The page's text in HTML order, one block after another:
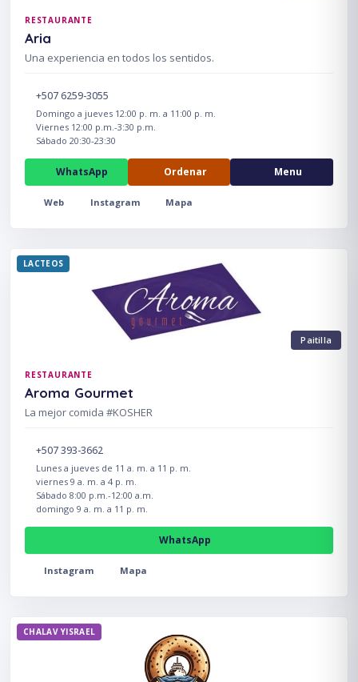
RESTAURANTE
Aria
Una experiencia en todos los sentidos.
+507 6259-3055
Domingo a jueves 12:00 p. m. a 11:00 p. m.
Viernes 12:00 p.m.-3:30 p.m.
Sábado 20:30-23:30
WhatsApp Ordenar Menu
Web Instagram Mapa
Paitilla
LACTEOS
RESTAURANTE
Aroma Gourmet
La mejor comida #KOSHER
+507 393-3662
Lunes a jueves de 11 a. m. a 11 p. m.
viernes 9 a. m. a 4 p. m.
Sábado 8:00 p.m.-12:00 a.m.
domingo 9 a. m. a 11 p. m.
WhatsApp
Instagram Mapa
CHALAV YISRAEL